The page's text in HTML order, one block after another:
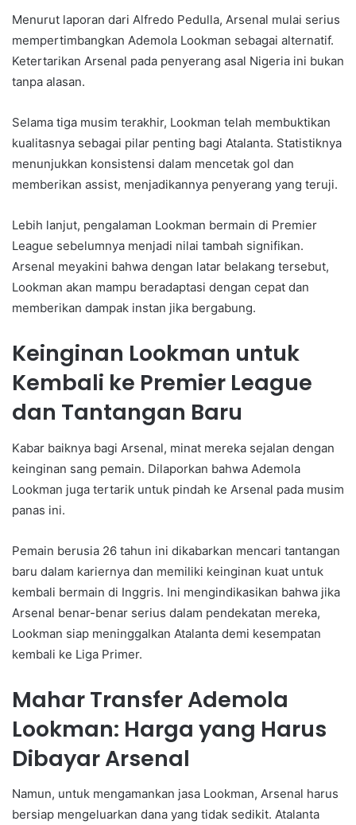
Menurut laporan dari Alfredo Pedulla, Arsenal mulai serius
mempertimbangkan Ademola Lookman sebagai alternatif.
Ketertarikan Arsenal pada penyerang asal Nigeria ini bukan
tanpa alasan.
Selama tiga musim terakhir, Lookman telah membuktikan
kualitasnya sebagai pilar penting bagi Atalanta. Statistiknya
menunjukkan konsistensi dalam mencetak gol dan
memberikan assist, menjadikannya penyerang yang teruji.
Lebih lanjut, pengalaman Lookman bermain di Premier
League sebelumnya menjadi nilai tambah signifikan.
Arsenal meyakini bahwa dengan latar belakang tersebut,
Lookman akan mampu beradaptasi dengan cepat dan
memberikan dampak instan jika bergabung.
Keinginan Lookman untuk
Kembali ke Premier League
dan Tantangan Baru
Kabar baiknya bagi Arsenal, minat mereka sejalan dengan
keinginan sang pemain. Dilaporkan bahwa Ademola
Lookman juga tertarik untuk pindah ke Arsenal pada musim
panas ini.
Pemain berusia 26 tahun ini dikabarkan mencari tantangan
baru dalam kariernya dan memiliki keinginan kuat untuk
kembali bermain di Inggris. Ini mengindikasikan bahwa jika
Arsenal benar-benar serius dalam pendekatan mereka,
Lookman siap meninggalkan Atalanta demi kesempatan
kembali ke Liga Primer.
Mahar Transfer Ademola
Lookman: Harga yang Harus
Dibayar Arsenal
Namun, untuk mengamankan jasa Lookman, Arsenal harus
bersiap mengeluarkan dana yang tidak sedikit. Atalanta